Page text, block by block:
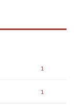
1
1